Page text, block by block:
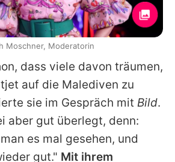
dass viele davon träumen,
auf die Malediven zu
sie im Gespräch mit Bild.
aber gut überlegt, denn:
es mal gesehen, und
gut." Mit ihrem
Moschner, Moderatorin